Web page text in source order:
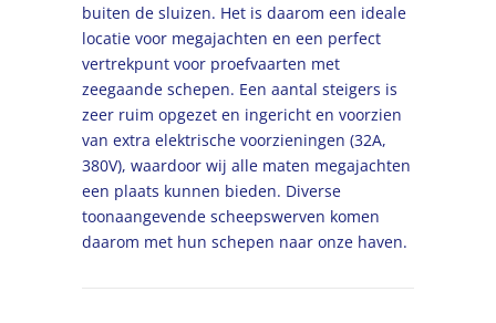
buiten de sluizen. Het is daarom een ideale
locatie voor megajachten en een perfect
vertrekpunt voor proefvaarten met
zeegaande schepen. Een aantal steigers is
zeer ruim opgezet en ingericht en voorzien
van extra elektrische voorzieningen (32A,
380V), waardoor wij alle maten megajachten
een plaats kunnen bieden. Diverse
toonaangevende scheepswerven komen
daarom met hun schepen naar onze haven.